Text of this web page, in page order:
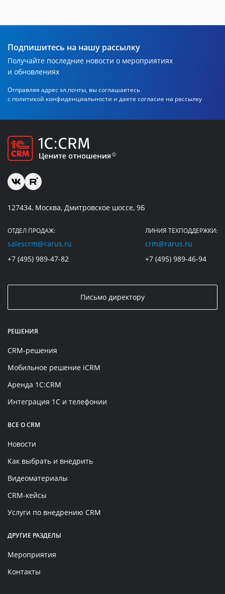
Подпишитесь на нашу рассылку
Получайте последние новости о мероприятиях
и обновлениях
Отправляя адрес эл.почты, вы соглашаетесь
с политикой конфиденциальности и даете согласие на рассылку
127434, Москва, Дмитровское шоссе, 9Б
ОТДЕЛ ПРОДАЖ:
salescrm@rarus.ru
+7 (495) 989-47-82
ЛИНИЯ ТЕХПОДДЕРЖКИ:
crm@rarus.ru
+7 (495) 989-46-94
Письмо директору
РЕШЕНИЯ
CRM-решения
Мобильное решение iCRM
Аренда 1C:CRM
Интеграция 1С и телефонии
ВСЕ О CRM
Новости
Как выбрать и внедрить
Видеоматериалы
CRM-кейсы
Услуги по внедрению CRM
ДРУГИЕ РАЗДЕЛЫ
Мероприятия
Контакты